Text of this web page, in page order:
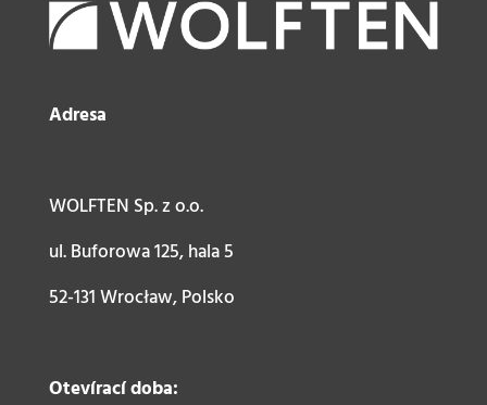
Adresa
WOLFTEN Sp. z o.o.
ul. Buforowa 125, hala 5
52-131 Wrocław, Polsko
Otevírací doba: